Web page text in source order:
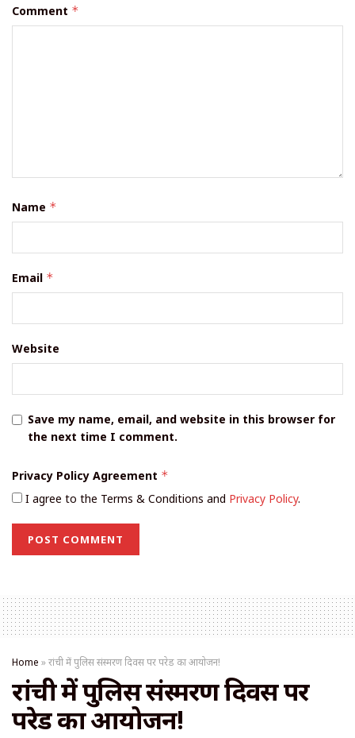
Comment *
Name *
Email *
Website
Save my name, email, and website in this browser for
the next time I comment.
Privacy Policy Agreement *
I agree to the Terms & Conditions and Privacy Policy.
Home »रांची में पुलिस संस्मरण दिवस पर परेड का आयोजन!
रांची में पुलिस संस्मरण दिवस पर
परेड का आयोजन!